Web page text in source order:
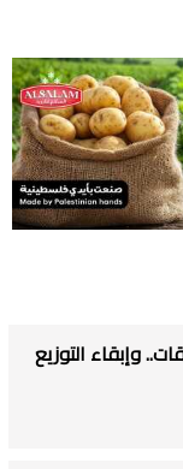
وإبقاء التوزيع